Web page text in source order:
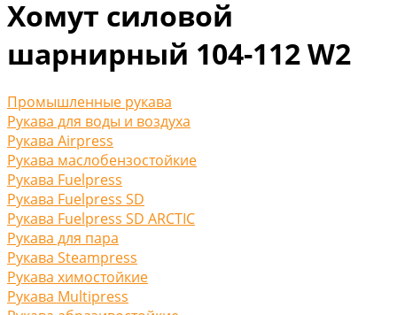
Хомут силовой
шарнирный 104-112 W2
Промышленные рукава
Рукава для воды и воздуха
Рукава Airpress
Рукава маслобензостойкие
Рукава Fuelpress
Рукава Fuelpress SD
Рукава Fuelpress SD ARCTIC
Рукава для пара
Рукава Steampress
Рукава химостойкие
Рукава Multipress